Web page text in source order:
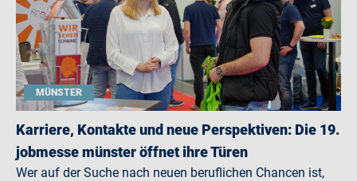
MÜNSTER
Karriere, Kontakte und neue Perspektiven: Die 19.
jobmesse münster öffnet ihre Türen
Wer auf der Suche nach neuen beruflichen Chancen ist,